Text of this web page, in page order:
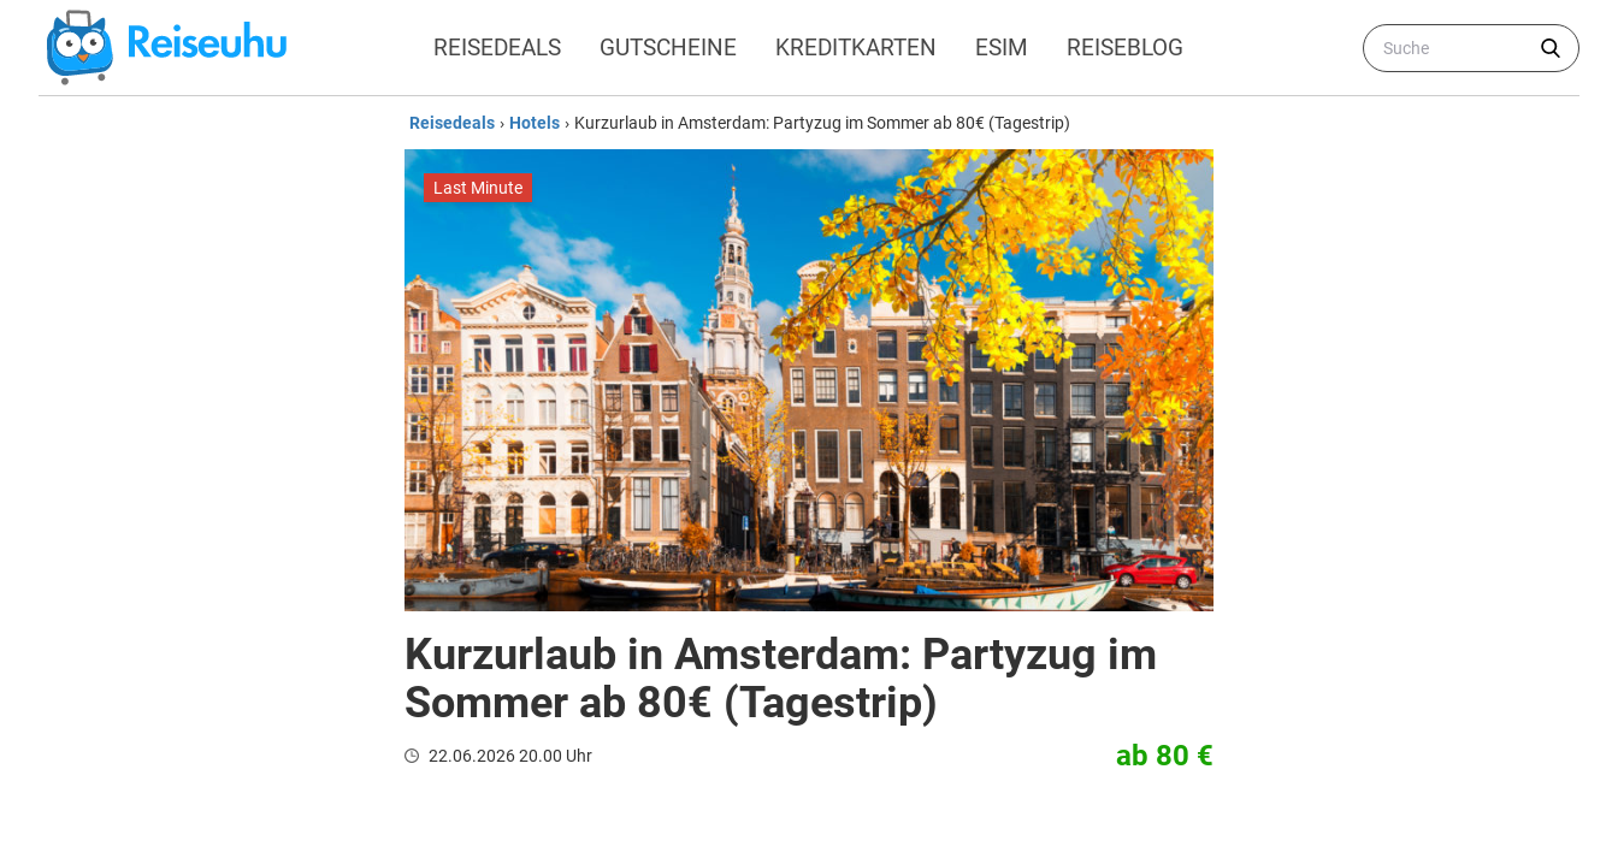
REISEDEALS GUTSCHEINE KREDITKARTEN ESIM REISEBLOG
Reisedeals › Hotels › Kurzurlaub in Amsterdam: Partyzug im Sommer ab 80€ (Tagestrip)
Last Minute
Kurzurlaub in Amsterdam: Partyzug im
Sommer ab 80€ (Tagestrip)
22.06.2026 20.00 Uhr ab 80 €